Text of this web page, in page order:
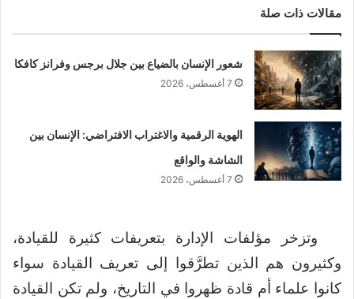
مقالات ذات صلة
شعور الإنسان بالضياع بين جلال برجس وفرانز كافكا
7 أغسطس، 2026
الهوية الرقمية والاغتراب الافتراضي: الإنسان بين
الشاشة والواقع
7 أغسطس، 2026
وتزخر مؤلفات الإدارة بتعريفات كثيرة للقيادة،
وكثيرون هم الذين تطرَّقوا إلى تعريف القيادة سواء
كانوا علماء أم قادة ظهروا في التاريخ، ولم تكن القيادة